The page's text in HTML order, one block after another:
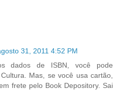
31, 2011 4:52 PM
dados de ISBN, você pode
Mas, se você usa cartão,
frete pelo Book Depository. Sai